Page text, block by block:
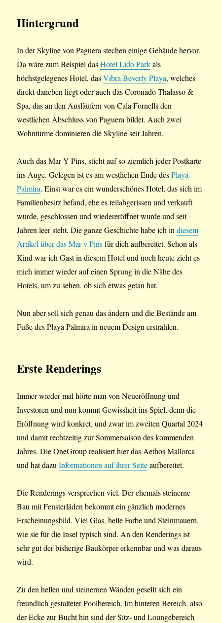
Hintergrund
In der Skyline von Paguera stechen einige Gebäude hervor.
Da wäre zum Beispiel dasHotel Lido Parkals
höchstgelegenes Hotel, dasVibra Beverly Playa, welches
direkt daneben liegt oder auch das Coronado Thalasso &
Spa, das an den Ausläufern von Cala Fornells den
westlichen Abschluss von Paguera bildet. Auch zwei
Wohntürme dominieren die Skyline seit Jahren.
Auch das Mar Y Pins, sticht auf so ziemlich jeder Postkarte
ins Auge. Gelegen ist es am westlichen Ende desPlaya
Palmira. Einst war es ein wunderschönes Hotel, das sich im
Familienbesitz befand, ehe es teilabgerissen und verkauft
wurde, geschlossen und wiedereröffnet wurde und seit
Jahren leer steht. Die ganze Geschichte habe ich indiesem
Artikel über das Mar y Pinsfür dich aufbereitet. Schon als
Kind war ich Gast in diesem Hotel und noch heute zieht es
mich immer wieder auf einen Sprung in die Nähe des
Hotels, um zu sehen, ob sich etwas getan hat.
Nun aber soll sich genau das ändern und die Bestände am
Fuße des Playa Palmira in neuem Design erstrahlen.
Erste Renderings
Immer wieder mal hörte man von Neueröffnung und
Investoren und nun kommt Gewissheit ins Spiel, denn die
Eröffnung wird konkret, und zwar im zweiten Quartal 2024
und damit rechtzeitig zur Sommersaison des kommenden
Jahres. Die OneGroup realisiert hier das Aethos Mallorca
und hat dazuInformationen auf ihrer Seiteaufbereitet.
Die Renderings versprechen viel. Der ehemals steinerne
Bau mit Fensterläden bekommt ein gänzlich modernes
Erscheinungsbild. Viel Glas, helle Farbe und Steinmauern,
wie sie für die Insel typisch sind. An den Renderings ist
sehr gut der bisherige Baukörper erkennbar und was daraus
wird.
Zu den hellen und steinernen Wänden gesellt sich ein
freundlich gestalteter Poolbereich. Im hinteren Bereich, also
der Ecke zur Bucht hin sind der Sitz- und Loungebereich